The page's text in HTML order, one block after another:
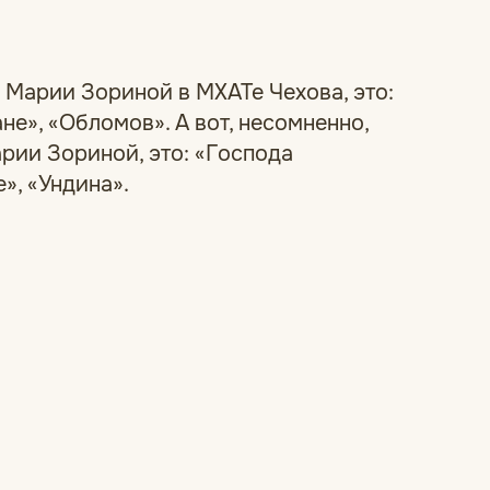
Марии Зориной в МХАТе Чехова, это:
«Обломов». А вот, несомненно,
Зориной, это: «Господа
«Ундина».